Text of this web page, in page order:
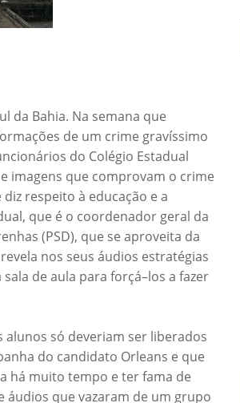
da Bahia. Na semana que
de um crime gravíssimo
do Colégio Estadual
imagens que comprovam o crime
respeito à educação e a
que é o coordenador geral da
(PSD), que se aproveita da
nos seus áudios estratégias
de aula para forçá–los a fazer
alunos só deveriam ser liberados
do candidato Orleans e que
há muito tempo e ter fama de
que vazaram de um grupo